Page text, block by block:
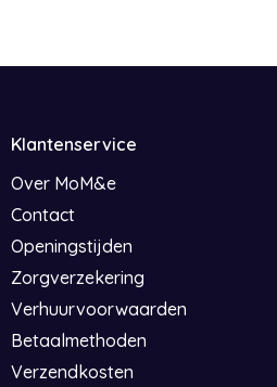
Klantenservice
Over MoM&e
Contact
Openingstijden
Zorgverzekering
Verhuurvoorwaarden
Betaalmethoden
Verzendkosten